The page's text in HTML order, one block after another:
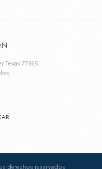
Texas 77365,
derechos reservados